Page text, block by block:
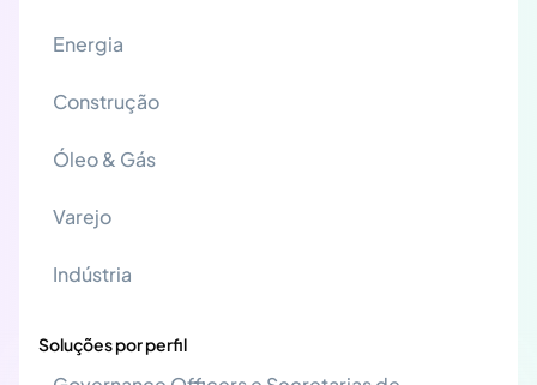
Energia
Construção
Óleo & Gás
Varejo
Indústria
Soluções por perfil